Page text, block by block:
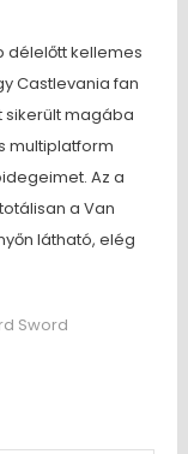
délelőtt kellemes
Castlevania fan
sikerült magába
multiplatform
Az a
a Van
látható, elég
Sword